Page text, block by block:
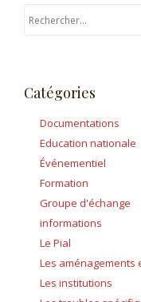
Rechercher :
Catégories
Documentations
Education nationale
Événementiel
Formation
Groupe d'échange
informations
Le Pial
Les aménagements
Les institutions